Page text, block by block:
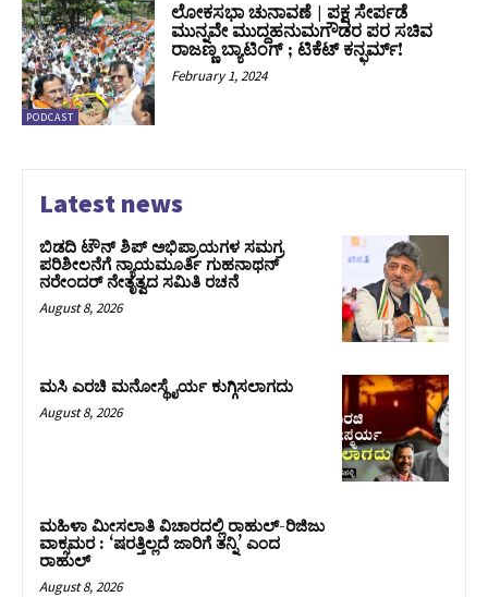
PODCAST
ಲೋಕಸಭಾ ಚುನಾವಣೆ | ಪಕ್ಷ ಸೇರ್ಪಡೆ
ಮುನ್ನವೇ ಮುದ್ದಹನುಮಗೌಡರ ಪರ ಸಚಿವ
ರಾಜಣ್ಣ ಬ್ಯಾಟಿಂಗ್ ; ಟಿಕೆಟ್ ಕನ್ಫರ್ಮ್!
February 1, 2024
Latest news
ಬಿಡದಿ ಟೌನ್ ಶಿಪ್ ಅಭಿಪ್ರಾಯಗಳ ಸಮಗ್ರ
ಪರಿಶೀಲನೆಗೆ ನ್ಯಾಯಮೂರ್ತಿ ಗುಹನಾಥನ್
ನರೇಂದರ್ ನೇತೃತ್ವದ ಸಮಿತಿ ರಚನೆ
August 8, 2026
ಮಸಿ ಎರಚಿ ಮನೋಸ್ಥೈರ್ಯ ಕುಗ್ಗಿಸಲಾಗದು
August 8, 2026
ಮಹಿಳಾ ಮೀಸಲಾತಿ ವಿಚಾರದಲ್ಲಿ ರಾಹುಲ್‌-ರಿಜಿಜು
ವಾಕ್ಸಮರ : ‘ಷರತ್ತಿಲ್ಲದೆ ಜಾರಿಗೆ ತನ್ನಿ’ ಎಂದ
ರಾಹುಲ್‌
August 8, 2026